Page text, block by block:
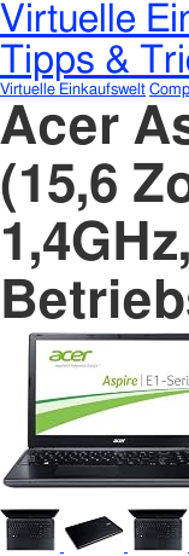
Virtuelle
Tipps &
Virtuelle Einkaufswelt
Acer
(15,6